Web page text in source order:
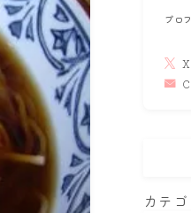
プロ
X
カテ